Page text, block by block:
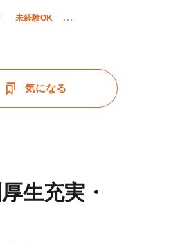
未経験OK
気になる
生充実・